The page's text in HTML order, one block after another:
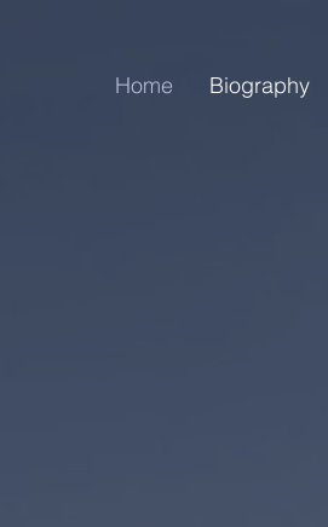
Home Biography